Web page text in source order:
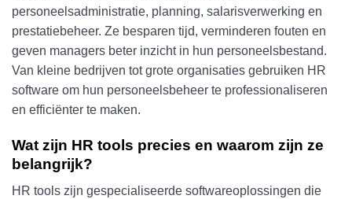
personeelsadministratie, planning, salarisverwerking en
prestatiebeheer. Ze besparen tijd, verminderen fouten en
geven managers beter inzicht in hun personeelsbestand.
Van kleine bedrijven tot grote organisaties gebruiken HR
software om hun personeelsbeheer te professionaliseren
en efficiënter te maken.
Wat zijn HR tools precies en waarom zijn ze
belangrijk?
HR tools zijn gespecialiseerde softwareoplossingen die